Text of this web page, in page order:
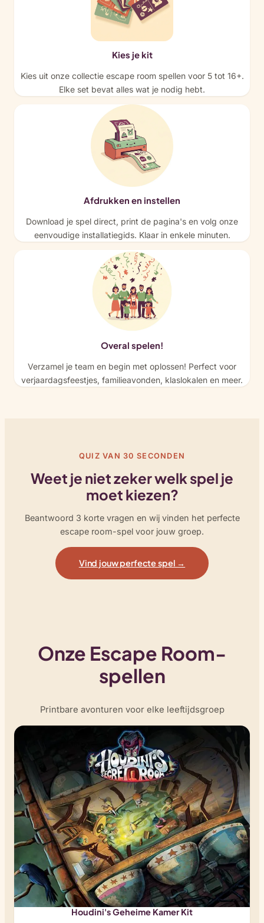
Kies je kit
Kies uit onze collectie escape room spellen voor 5 tot 16+.
Elke set bevat alles wat je nodig hebt.
Afdrukken en instellen
Download je spel direct, print de pagina's en volg onze
eenvoudige installatiegids. Klaar in enkele minuten.
Overal spelen!
Verzamel je team en begin met oplossen! Perfect voor
verjaardagsfeestjes, familieavonden, klaslokalen en meer.
QUIZ VAN 30 SECONDEN
Weet je niet zeker welk spel je
moet kiezen?
Beantwoord 3 korte vragen en wij vinden het perfecte
escape room-spel voor jouw groep.
Vind jouw perfecte spel →
Onze Escape Room-
spellen
Printbare avonturen voor elke leeftijdsgroep
Houdini's Geheime Kamer Kit